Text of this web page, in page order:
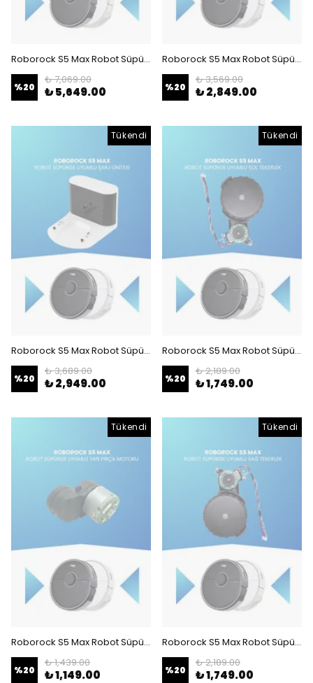
Roborock S5 Max Robot Süpürge Uyumlu Anakart
%20
₺ 7,069.00
₺ 5,649.00
Roborock S5 Max Robot Süpürge Uyumlu Lidar Sensörü
%20
₺ 3,569.00
₺ 2,849.00
Tükendi
Roborock S5 Max Robot Süpürge Uyumlu Şarj Ünitesi
%20
₺ 3,689.00
₺ 2,949.00
Tükendi
Roborock S5 Max Robot Süpürge Uyumlu Sol Tekerlek
%20
₺ 2,189.00
₺ 1,749.00
Tükendi
Roborock S5 Max Robot Süpürge Uyumlu Yan Fırça Motoru
%20
₺ 1,439.00
₺ 1,149.00
Tükendi
Roborock S5 Max Robot Süpürge Uyumlu Sağ Tekerlek
%20
₺ 2,189.00
₺ 1,749.00